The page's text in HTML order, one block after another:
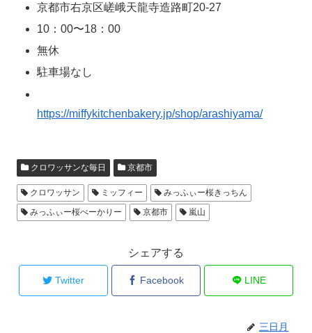
京都市右京区嵯峨天龍寺造路町20-27
10：00〜18：00
無休
駐車場なし
https://miffykitchenbakery.jp/shop/arashiyama/
クロワッサンな毎日 京都市
クロワッサン ミッフィー
みっふぃー桜きっちん
みっふぃー桜べーかりー
京都市 嵐山
シェアする
Twitter Facebook LINE
三日月